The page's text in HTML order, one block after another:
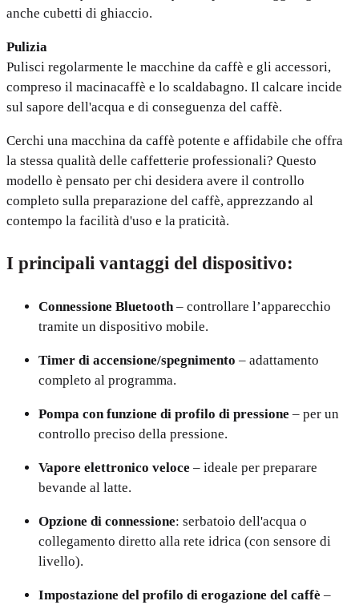
anche cubetti di ghiaccio.
Pulizia
Pulisci regolarmente le macchine da caffè e gli accessori,
compreso il macinacaffè e lo scaldabagno. Il calcare incide
sul sapore dell'acqua e di conseguenza del caffè.
Cerchi una macchina da caffè potente e affidabile che offra
la stessa qualità delle caffetterie professionali? Questo
modello è pensato per chi desidera avere il controllo
completo sulla preparazione del caffè, apprezzando al
contempo la facilità d'uso e la praticità.
I principali vantaggi del dispositivo:
Connessione Bluetooth – controllare l’apparecchio
tramite un dispositivo mobile.
Timer di accensione/spegnimento – adattamento
completo al programma.
Pompa con funzione di profilo di pressione – per un
controllo preciso della pressione.
Vapore elettronico veloce – ideale per preparare
bevande al latte.
Opzione di connessione: serbatoio dell'acqua o
collegamento diretto alla rete idrica (con sensore di
livello).
Impostazione del profilo di erogazione del caffè –